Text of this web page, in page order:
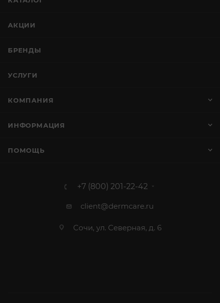
АКЦИИ
БРЕНДЫ
УСЛУГИ
КОМПАНИЯ
ИНФОРМАЦИЯ
ПОМОЩЬ
+7 (800) 201-22-42
client@dermcare.ru
Сочи, ул. Северная, д. 6